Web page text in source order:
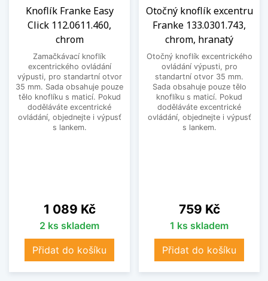
Knoflík Franke Easy
Click 112.0611.460,
chrom
Zamačkávací knoflík
excentrického ovládání
výpusti, pro standartní otvor
35 mm. Sada obsahuje pouze
tělo knoflíku s maticí. Pokud
doděláváte excentrické
ovládání, objednejte i výpusť
s lankem.
Cena
1 089 Kč
2 ks skladem
Přidat do košíku
Otočný knoflík excentru
Franke 133.0301.743,
chrom, hranatý
Otočný knoflík excentrického
ovládání výpusti, pro
standartní otvor 35 mm.
Sada obsahuje pouze tělo
knoflíku s maticí. Pokud
doděláváte excentrické
ovládání, objednejte i výpusť
s lankem.
Cena
759 Kč
1 ks skladem
Přidat do košíku